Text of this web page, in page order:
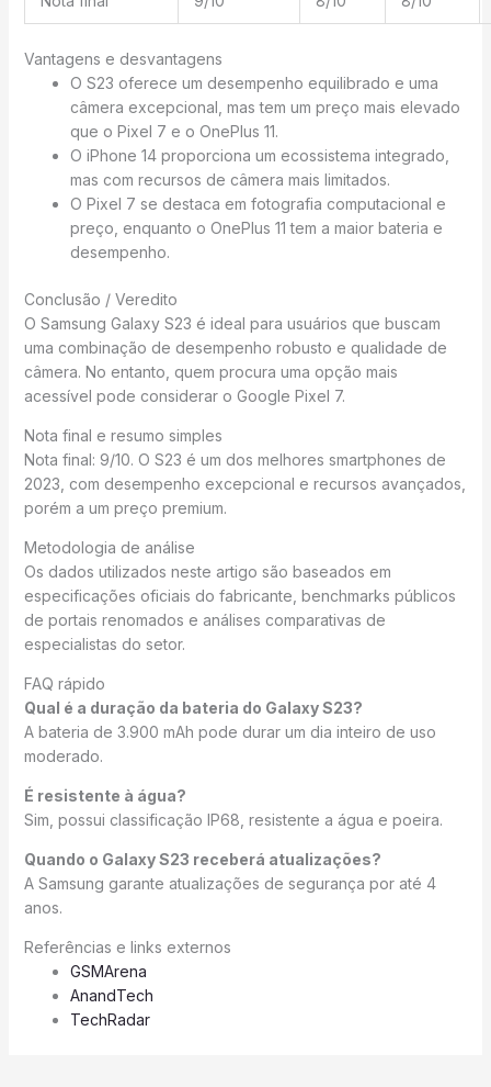
Vantagens e desvantagens
O S23 oferece um desempenho equilibrado e uma
câmera excepcional, mas tem um preço mais elevado
que o Pixel 7 e o OnePlus 11.
O iPhone 14 proporciona um ecossistema integrado,
mas com recursos de câmera mais limitados.
O Pixel 7 se destaca em fotografia computacional e
preço, enquanto o OnePlus 11 tem a maior bateria e
desempenho.
Conclusão / Veredito
O Samsung Galaxy S23 é ideal para usuários que buscam
uma combinação de desempenho robusto e qualidade de
câmera. No entanto, quem procura uma opção mais
acessível pode considerar o Google Pixel 7.
Nota final e resumo simples
Nota final: 9/10. O S23 é um dos melhores smartphones de
2023, com desempenho excepcional e recursos avançados,
porém a um preço premium.
Metodologia de análise
Os dados utilizados neste artigo são baseados em
especificações oficiais do fabricante, benchmarks públicos
de portais renomados e análises comparativas de
especialistas do setor.
FAQ rápido
Qual é a duração da bateria do Galaxy S23?
A bateria de 3.900 mAh pode durar um dia inteiro de uso
moderado.
É resistente à água?
Sim, possui classificação IP68, resistente a água e poeira.
Quando o Galaxy S23 receberá atualizações?
A Samsung garante atualizações de segurança por até 4
anos.
Referências e links externos
GSMArena
AnandTech
TechRadar